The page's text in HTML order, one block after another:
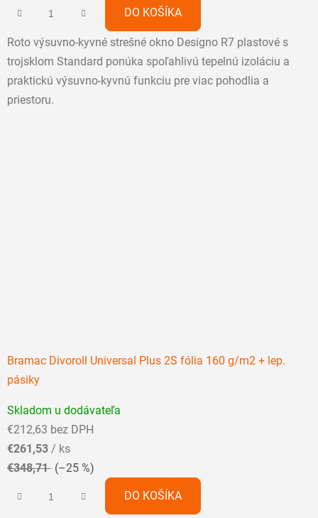
hviezdičiek.
DO KOŠÍKA
Roto výsuvno-kyvné strešné okno Designo R7 plastové s
trojsklom Standard ponúka spoľahlivú tepelnú izoláciu a
praktickú výsuvno-kyvnú funkciu pre viac pohodlia a
priestoru.
Bramac Divoroll Universal Plus 2S fólia 160 g/m2 + lep.
pásiky
hodnotenie
produktu
je
5,0
Skladom u dodávateľa
€212,63 bez DPH
€261,53 / ks
€348,71 (–25 %)
DO KOŠÍKA